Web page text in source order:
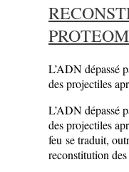
L’ADN dépassé
des projectiles
L’ADN dépassé
des projectiles
feu se traduit,
reconstitution